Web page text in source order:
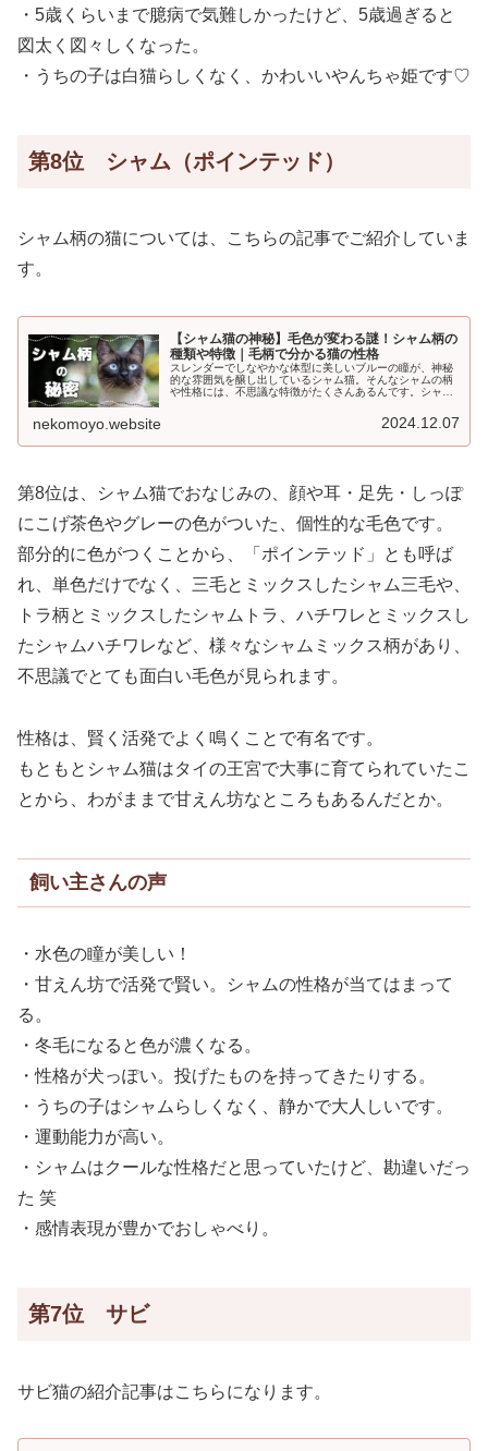
・5歳くらいまで臆病で気難しかったけど、5歳過ぎると
図太く図々しくなった。
・うちの子は白猫らしくなく、かわいいやんちゃ姫です♡
第8位 シャム（ポインテッド）
シャム柄の猫については、こちらの記事でご紹介していま
す。
【シャム猫の神秘】毛色が変わる謎！シャム柄の
種類や特徴｜毛柄で分かる猫の性格
スレンダーでしなやかな体型に美しいブルーの瞳が、神秘
的な雰囲気を醸し出しているシャム猫。そんなシャムの柄
や性格には、不思議な特徴がたくさんあるんです。シャム
nekomoyo.website 2024.12.07
第8位は、シャム猫でおなじみの、顔や耳・足先・しっぽ
にこげ茶色やグレーの色がついた、個性的な毛色です。
部分的に色がつくことから、「ポインテッド」とも呼ば
れ、単色だけでなく、三毛とミックスしたシャム三毛や、
トラ柄とミックスしたシャムトラ、ハチワレとミックスし
たシャムハチワレなど、様々なシャムミックス柄があり、
不思議でとても面白い毛色が見られます。
性格は、賢く活発でよく鳴くことで有名です。
もともとシャム猫はタイの王宮で大事に育てられていたこ
とから、わがままで甘えん坊なところもあるんだとか。
飼い主さんの声
・水色の瞳が美しい！
・甘えん坊で活発で賢い。シャムの性格が当てはまって
る。
・冬毛になると色が濃くなる。
・性格が犬っぽい。投げたものを持ってきたりする。
・うちの子はシャムらしくなく、静かで大人しいです。
・運動能力が高い。
・シャムはクールな性格だと思っていたけど、勘違いだっ
た 笑
・感情表現が豊かでおしゃべり。
第7位 サビ
サビ猫の紹介記事はこちらになります。